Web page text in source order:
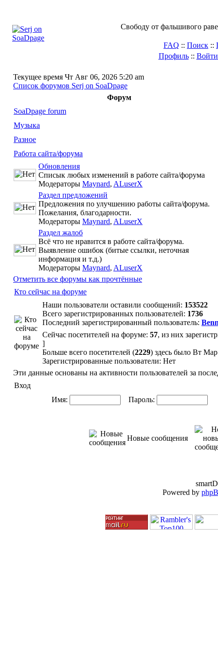
Свободу от фальшивого
FAQ :: Поиск ::
Профиль::
Текущее время Чт Авг 06, 2026 5:20 am
Список форумов Serj on SoaDpage
Форум
SoaDpage forum
Музыка
Разное
Работа сайта/форума
Обновления
Списык любых изменений в работе сайта/форума
Модераторы Maynard, ALuserX
Раздел предложений
Предложения по улучшению работы сайта/форума.
Пожелания, благодарности.
Модераторы Maynard, ALuserX
Раздел жалоб
Всё что не нравится в работе сайта/форума.
Выявление ошибок (битые ссылки, неточная
информация и т.д.)
Модераторы Maynard, ALuserX
Отметить все форумы как прочтённые
Кто сейчас на форуме
Наши пользователи оставили сообщений: 153522
Всего зарегистрированных пользователей: 1736
Последний зарегистрированный пользователь:
Сейчас посетителей на форуме: 57, из них
]
Больше всего посетителей (2229) здесь было Вт
Зарегистрированные пользователи: Нет
Эти данные основаны на активности пользователей за
Вход
Имя:
Пароль:
Новые сообщения
Powered by